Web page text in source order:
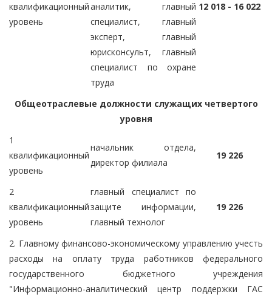
квалификационный
уровень
аналитик, главный
специалист, главный
эксперт, главный
юрисконсульт, главный
специалист по охране
труда
12 018 - 16 022
Общеотраслевые должности служащих четвертого
уровня
1
квалификационный
уровень
начальник отдела,
директор филиала
19 226
2
квалификационный
уровень
главный специалист по
защите информации,
главный технолог
19 226
2. Главному финансово-экономическому управлению учесть
расходы на оплату труда работников федерального
государственного бюджетного учреждения
"Информационно-аналитический центр поддержки ГАС